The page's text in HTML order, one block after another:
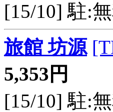
[15/10] 駐:
旅館 坊源
5,353円
[15/10] 駐: